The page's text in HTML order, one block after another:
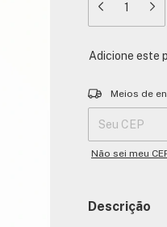
Adicione este
Entregas para o
Meios de
Não sei meu
Descrição